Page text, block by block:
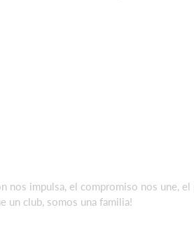
nos impulsa, el compromiso nos une,
un club, somos una familia!